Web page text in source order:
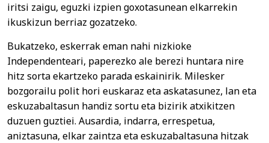
iritsi zaigu, eguzki izpien goxotasunean elkarrekin
ikuskizun berriaz gozatzeko.
Bukatzeko, eskerrak eman nahi nizkioke
Independenteari, paperezko ale berezi huntara nire
hitz sorta ekartzeko parada eskainirik. Milesker
bozgorailu polit hori euskaraz eta askatasunez, lan eta
eskuzabaltasun handiz sortu eta bizirik atxikitzen
duzuen guztiei. Ausardia, indarra, errespetua,
aniztasuna, elkar zaintza eta eskuzabaltasuna hitzak